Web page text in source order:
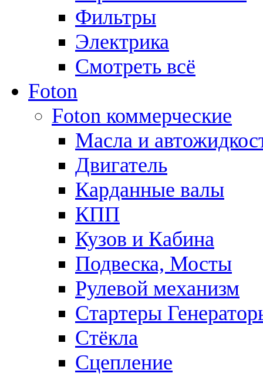
Фильтры
Электрика
Смотреть всё
Foton
Foton коммерческие
Масла и
Двигатель
Карданные валы
КПП
Кузов и Кабина
Подвеска, Мосты
Рулевой механизм
Стартеры
Стёкла
Сцепление